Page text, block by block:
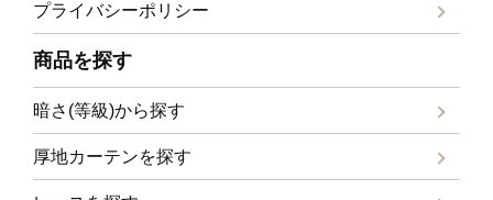
プライバシーポリシー
商品を探す
暗さ(等級)から探す
厚地カーテンを探す